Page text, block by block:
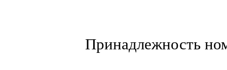
Принадлежность